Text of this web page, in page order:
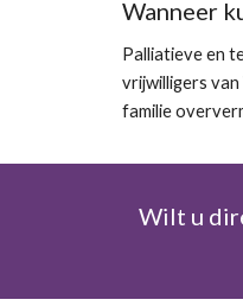
Wanneer
Palliatieve en
vrijwilligers
familie
Wilt u